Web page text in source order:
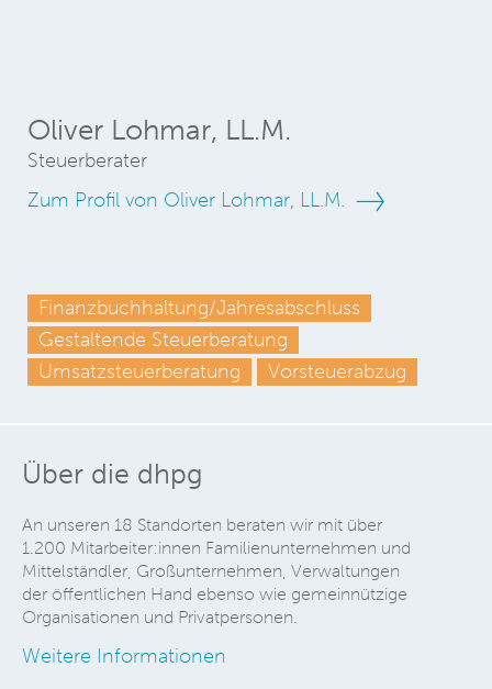
Oliver Lohmar, LL.M.
Steuerberater
Zum Profil von Oliver Lohmar, LL.M.
Finanzbuchhaltung/Jahresabschluss
Gestaltende Steuerberatung
Umsatzsteuerberatung
Vorsteuerabzug
Über die dhpg
An unseren 18 Standorten beraten wir mit über
1.200 Mitarbeiter:innen Familienunternehmen und
Mittelständler, Großunternehmen, Verwaltungen
der öffentlichen Hand ebenso wie gemeinnützige
Organisationen und Privatpersonen.
Weitere Informationen